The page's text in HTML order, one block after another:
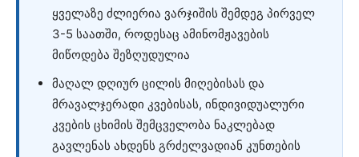
ყველაზე ძლიერია ვარჯიშის შემდეგ პირველ
3-5 საათში, როდესაც ამინომჟავების
მიწოდება შეზღუდულია
მაღალ დღიურ ცილის მიღებისას და
მრავალჯერადი კვებისას, ინდივიდუალური
კვების ცხიმის შემცველობა ნაკლებად
გავლენას ახდენს გრძელვადიან კუნთების